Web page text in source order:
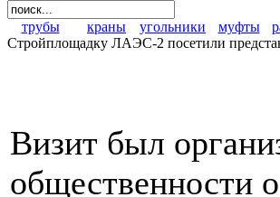
трубы краны угольники муфты
Стройплощадку ЛАЭС-2 посетили
Визит был
общественности